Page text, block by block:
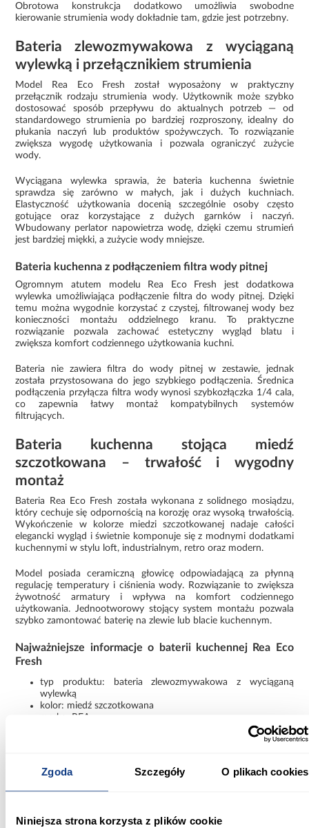
Zgoda Szczegóły O plikach cookies
Niniejsza strona korzysta z plików cookie
Obrotowa konstrukcja dodatkowo umożliwia swobodne
kierowanie strumienia wody dokładnie tam, gdzie jest potrzebny.
Bateria zlewozmywakowa z wyciąganą
wylewką i przełącznikiem strumienia
Model Rea Eco Fresh został wyposażony w praktyczny
przełącznik rodzaju strumienia wody. Użytkownik może szybko
dostosować sposób przepływu do aktualnych potrzeb — od
standardowego strumienia po bardziej rozproszony, idealny do
płukania naczyń lub produktów spożywczych. To rozwiązanie
zwiększa wygodę użytkowania i pozwala ograniczyć zużycie
wody.
Wyciągana wylewka sprawia, że bateria kuchenna świetnie
sprawdza się zarówno w małych, jak i dużych kuchniach.
Elastyczność użytkowania docenią szczególnie osoby często
gotujące oraz korzystające z dużych garnków i naczyń.
Wbudowany perlator napowietrza wodę, dzięki czemu strumień
jest bardziej miękki, a zużycie wody mniejsze.
Bateria kuchenna z podłączeniem filtra wody pitnej
Ogromnym atutem modelu Rea Eco Fresh jest dodatkowa
wylewka umożliwiająca podłączenie filtra do wody pitnej. Dzięki
temu można wygodnie korzystać z czystej, filtrowanej wody bez
konieczności montażu oddzielnego kranu. To praktyczne
rozwiązanie pozwala zachować estetyczny wygląd blatu i
zwiększa komfort codziennego użytkowania kuchni.
Bateria nie zawiera filtra do wody pitnej w zestawie, jednak
została przystosowana do jego szybkiego podłączenia. Średnica
podłączenia przyłącza filtra wody wynosi szybkozłączka 1/4 cala,
co zapewnia łatwy montaż kompatybilnych systemów
filtrujących.
Bateria kuchenna stojąca miedź
szczotkowana – trwałość i wygodny
montaż
Bateria Rea Eco Fresh została wykonana z solidnego mosiądzu,
który cechuje się odpornością na korozję oraz wysoką trwałością.
Wykończenie w kolorze miedzi szczotkowanej nadaje całości
elegancki wygląd i świetnie komponuje się z modnymi dodatkami
kuchennymi w stylu loft, industrialnym, retro oraz modern.
Model posiada ceramiczną głowicę odpowiadającą za płynną
regulację temperatury i ciśnienia wody. Rozwiązanie to zwiększa
żywotność armatury i wpływa na komfort codziennego
użytkowania. Jednootworowy stojący system montażu pozwala
szybko zamontować baterię na zlewie lub blacie kuchennym.
Najważniejsze informacje o baterii kuchennej Rea Eco
Fresh
typ produktu: bateria zlewozmywakowa z wyciąganą
wylewką
kolor: miedź szczotkowana
marka: REA
system montażu: jednootworowy stojący